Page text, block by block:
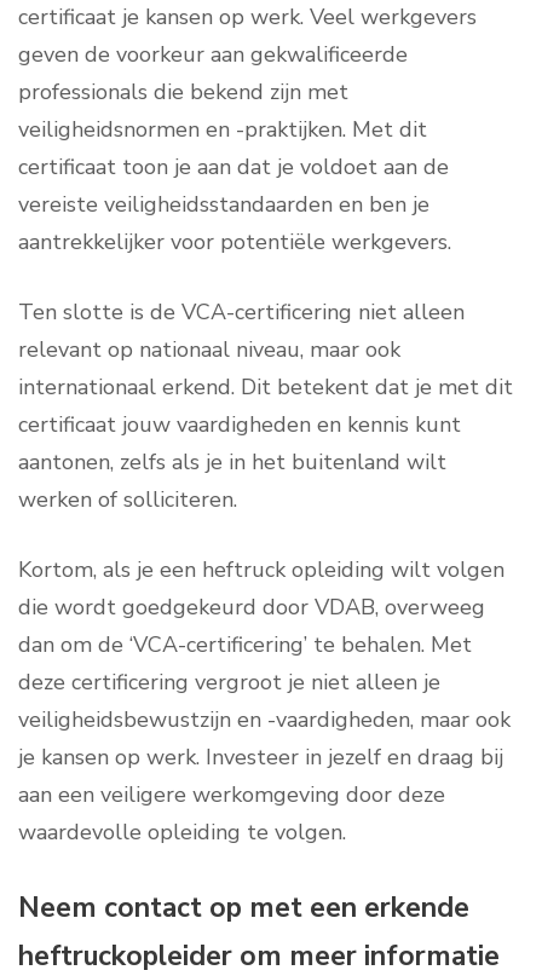
certificaat je kansen op werk. Veel werkgevers
geven de voorkeur aan gekwalificeerde
professionals die bekend zijn met
veiligheidsnormen en -praktijken. Met dit
certificaat toon je aan dat je voldoet aan de
vereiste veiligheidsstandaarden en ben je
aantrekkelijker voor potentiële werkgevers.
Ten slotte is de VCA-certificering niet alleen
relevant op nationaal niveau, maar ook
internationaal erkend. Dit betekent dat je met dit
certificaat jouw vaardigheden en kennis kunt
aantonen, zelfs als je in het buitenland wilt
werken of solliciteren.
Kortom, als je een heftruck opleiding wilt volgen
die wordt goedgekeurd door VDAB, overweeg
dan om de ‘VCA-certificering’ te behalen. Met
deze certificering vergroot je niet alleen je
veiligheidsbewustzijn en -vaardigheden, maar ook
je kansen op werk. Investeer in jezelf en draag bij
aan een veiligere werkomgeving door deze
waardevolle opleiding te volgen.
Neem contact op met een erkende
heftruckopleider om meer informatie